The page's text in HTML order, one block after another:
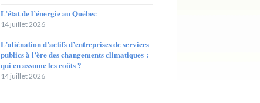
L’état de l’énergie au Québec
14 juillet 2026
L’aliénation d’actifs d’entreprises de services
publics à l’ère des changements climatiques :
qui en assume les coûts ?
14 juillet 2026